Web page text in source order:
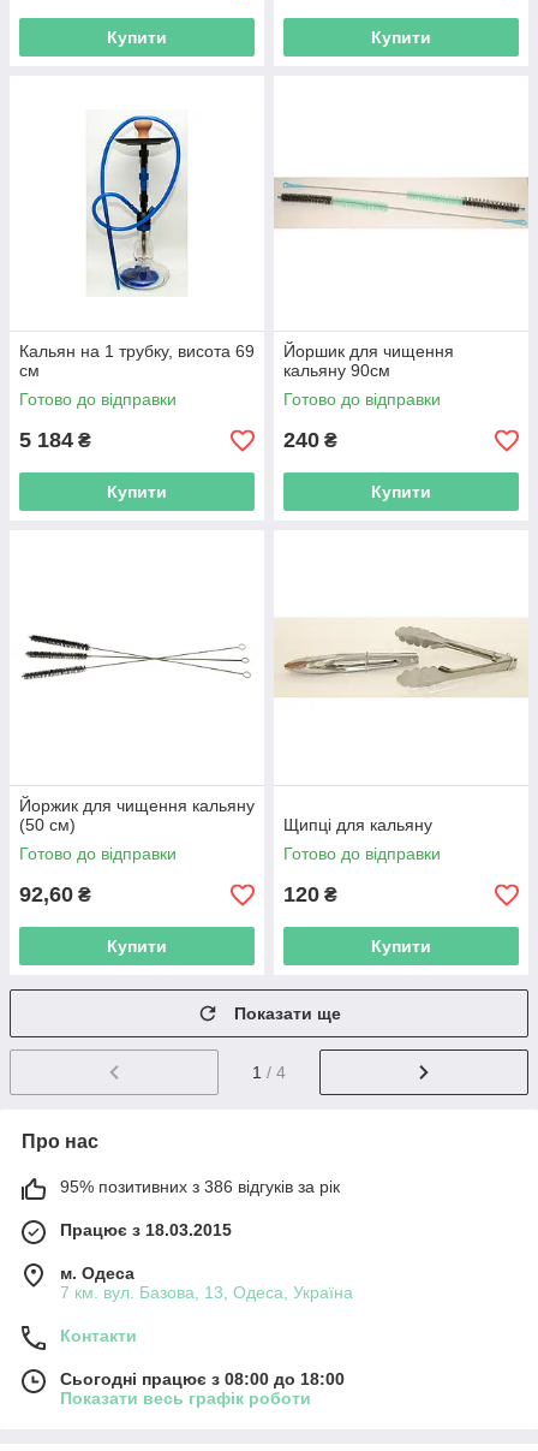
Купити Купити
Кальян на 1 трубку, висота 69
см
Готово до відправки
5 184 ₴
Купити
Йоршик для чищення
кальяну 90см
Готово до відправки
240 ₴
Купити
Йоржик для чищення кальяну
(50 см)
Готово до відправки
92,60 ₴
Купити
Щипці для кальяну
Готово до відправки
120 ₴
Купити
Показати ще
1 / 4
Про нас
95% позитивних з 386 відгуків за рік
Працює з 18.03.2015
м. Одеса
7 км. вул. Базова, 13, Одеса, Україна
Контакти
Сьогодні працює з 08:00 до 18:00
Показати весь графік роботи